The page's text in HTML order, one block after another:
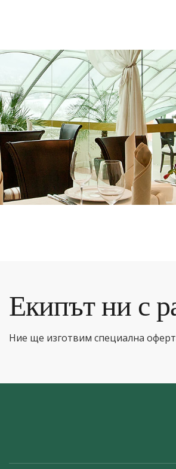
Екипът ни с
Ние ще изготвим специална